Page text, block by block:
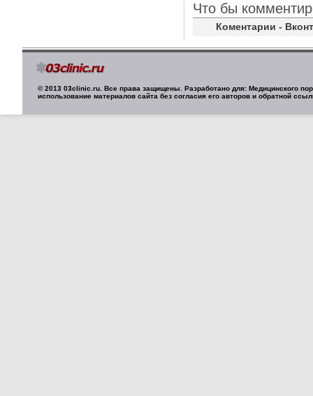
Что бы
Коментарии -
© 2013 03clinic.ru. Все права защищены. Разработано для: Медицинского
использование материалов сайта без согласия его авторов и обратной